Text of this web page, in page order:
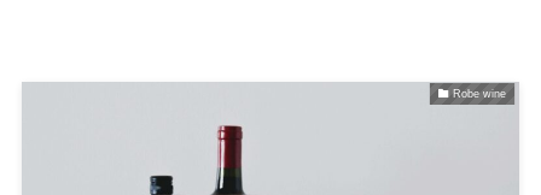
Robe wine